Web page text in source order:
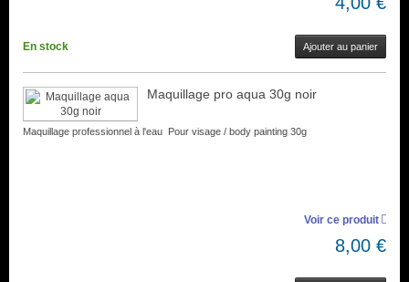
En stock Ajouter au panier
Maquillage pro aqua 30g noir
Maquillage professionnel à l'eau Pour visage / body painting 30g
Voir ce produit
8,00 €